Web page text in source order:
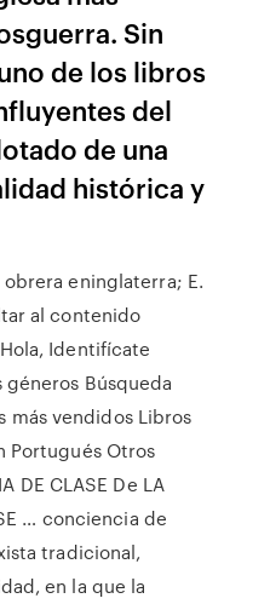
Sin
de los libros
del
de una
histórica y
eninglaterra; E.
al contenido
Identifícate
géneros Búsqueda
más vendidos Libros
Portugués Otros
DE CLASE De LA
… conciencia de
tradicional,
en la que la